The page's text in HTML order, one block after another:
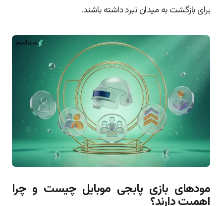
برای بازگشت به میدان نبرد داشته باشند.
مودهای بازی پابجی موبایل چیست و چرا
اهمیت دارند؟